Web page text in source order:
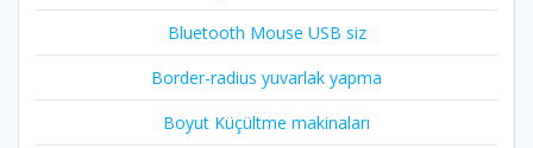
Bluetooth Mouse USB siz
Border-radius yuvarlak yapma
Boyut Küçültme makinaları